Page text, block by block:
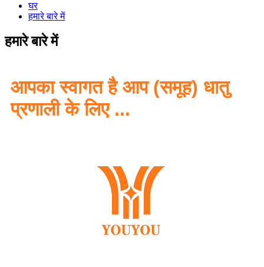
घर
हमारे बारे में
हमारे बारे में
आपका स्वागत है आप (समूह) धातु
प्रणाली के लिए ...